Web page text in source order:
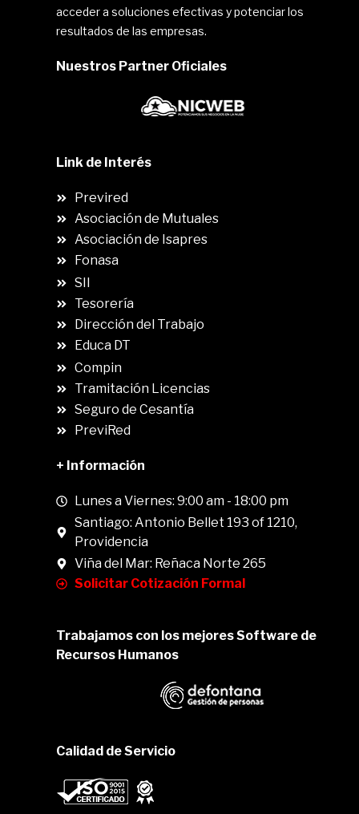
acceder a soluciones efectivas y potenciar los
resultados de las empresas.
Nuestros Partner Oficiales
Link de Interés
Previred
Asociación de Mutuales
Asociación de Isapres
Fonasa
SII
Tesorería
Dirección del Trabajo
Educa DT
Compin
Tramitación Licencias
Seguro de Cesantía
PreviRed
+ Información
Lunes a Viernes: 9:00 am - 18:00 pm
Santiago: Antonio Bellet 193 of 1210,
Providencia
Viña del Mar: Reñaca Norte 265
Solicitar Cotización Formal
Trabajamos con los mejores Software de
Recursos Humanos
Calidad de Servicio